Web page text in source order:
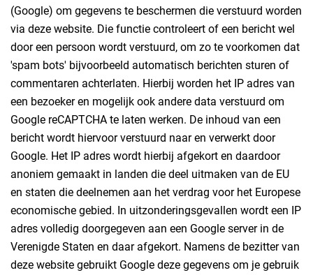
(Google) om gegevens te beschermen die verstuurd worden
via deze website. Die functie controleert of een bericht wel
door een persoon wordt verstuurd, om zo te voorkomen dat
'spam bots' bijvoorbeeld automatisch berichten sturen of
commentaren achterlaten. Hierbij worden het IP adres van
een bezoeker en mogelijk ook andere data verstuurd om
Google reCAPTCHA te laten werken. De inhoud van een
bericht wordt hiervoor verstuurd naar en verwerkt door
Google. Het IP adres wordt hierbij afgekort en daardoor
anoniem gemaakt in landen die deel uitmaken van de EU
en staten die deelnemen aan het verdrag voor het Europese
economische gebied. In uitzonderingsgevallen wordt een IP
adres volledig doorgegeven aan een Google server in de
Verenigde Staten en daar afgekort. Namens de bezitter van
deze website gebruikt Google deze gegevens om je gebruik